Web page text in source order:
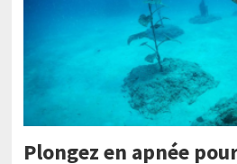
Plongez en apnée